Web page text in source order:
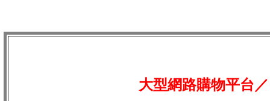
大型網路購物平台